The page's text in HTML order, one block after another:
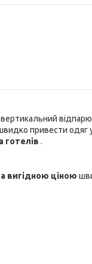
вертикальний
привести одяг
готелів .
вигідною ціною